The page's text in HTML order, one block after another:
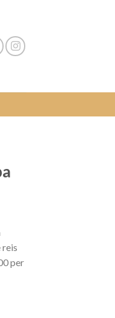
reis
per